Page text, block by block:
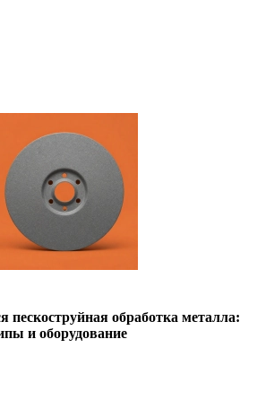
пескоструйная обработка металла:
и оборудование